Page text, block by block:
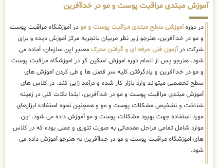
آموزش مبتدی مراقبت پوست و مو در خداآفرین
در دورهآموزشی سطح مبتدی مراقبت پوست و مو در آموزشگاه مراقبت پوست
و مو در خداآفرین، هنرجو زیر نظر مربیان باتجربه مرکز آموزش دیده و برای
شرکت درآزمون فنی حرفه ای و گرفتن مدرک معتبر این سازمان، آماده می
شود. هنرجو پس از اتمام دوره اموزش اسکین کر در اموزشگاه مراقبت پوست
و مو در خداآفرین و یادگرفتن کلیه سر فصل ها و طی کردن آموزش های
سطح تخصصی میتواند وارد بازار کار شده و درآمد زایی کند. در کلاس های
آموزش مبتدی مراقبت پوست و مو در خداآفرین، ابتدا نکات کلی در زمینه
شناخت و تشخیص مشکلات پوست و مو و همچنین نحوه استفاده ابزارهای
مورد استفاده جهت بهبود مشکلات پوست و مو آموزش داده می شود. این
موارد شامل تمامی مراحل مقدماتی به صورت تئوری و عملی بوده که در کلاس
های اموزشگاه مراقبت پوست و مو در خداآفرین به هنرجو آموزش داده می
شود.